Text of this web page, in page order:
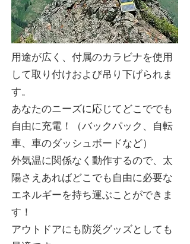
用途が広く、付属のカラビナを使用
して取り付けおよび吊り下げられま
す。
あなたのニーズに応じてどこででも
自由に充電！（バックパック、自転
車、車のダッシュボードなど）
外気温に関係なく動作するので、太
陽さえあればどこでも自由に必要な
エネルギーを持ち運ぶことができま
す！
アウトドアにも防災グッズとしても